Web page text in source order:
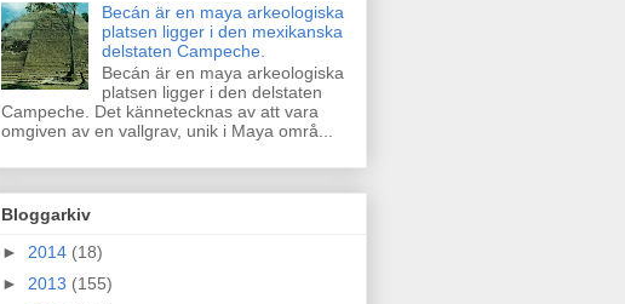
Becán är en maya arkeologiska
platsen ligger i den mexikanska
delstaten Campeche.
Becán är en maya arkeologiska
platsen ligger i den delstaten
Campeche. Det kännetecknas av att vara
omgiven av en vallgrav, unik i Maya områ...
Bloggarkiv
► 2014 (18)
► 2013 (155)